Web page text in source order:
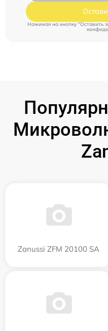
Нажимая на кнопку "Оставить
Zanussi ZFM 20100 SA